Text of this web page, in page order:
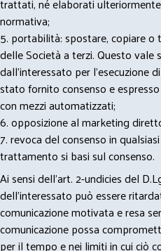
normativa;
5. portabilità: spostare, copiare
delle Società a terzi. Questo
dall’interessato per l’esecuzione
stato fornito consenso e
con mezzi automatizzati;
6. opposizione al marketing
7. revoca del consenso in
trattamento si basi sul consenso.
Ai sensi dell’art. 2-undicies del
dell’interessato può essere
comunicazione motivata e resa
comunicazione possa
per il tempo e nei limiti in cui ciò